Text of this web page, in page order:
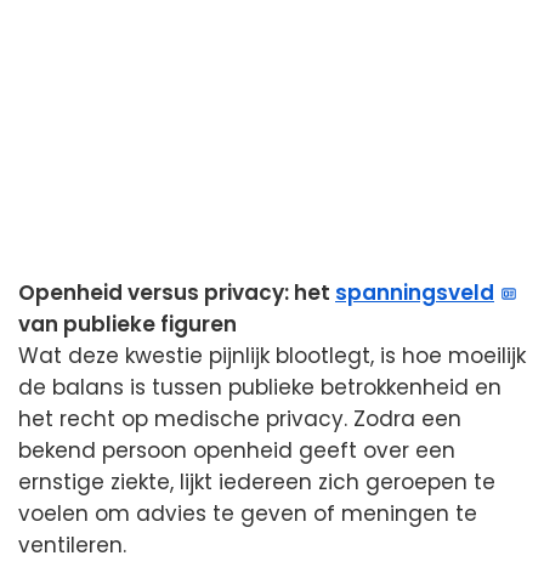
Openheid versus privacy: het spanningsveld
van publieke figuren
Wat deze kwestie pijnlijk blootlegt, is hoe moeilijk
de balans is tussen publieke betrokkenheid en
het recht op medische privacy. Zodra een
bekend persoon openheid geeft over een
ernstige ziekte, lijkt iedereen zich geroepen te
voelen om advies te geven of meningen te
ventileren.